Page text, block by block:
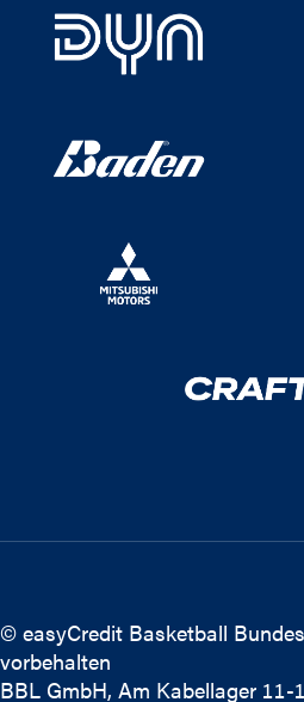
© easyCredit Basketball
vorbehalten
BBL GmbH, Am Kabellager 11-